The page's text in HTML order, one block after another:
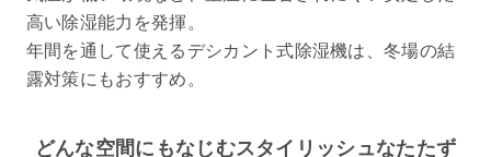
高い除湿能力を発揮。
年間を通して使えるデシカント式除湿機は、冬場の結
露対策にもおすすめ。
どんな空間にもなじむスタイリッシュなたたず